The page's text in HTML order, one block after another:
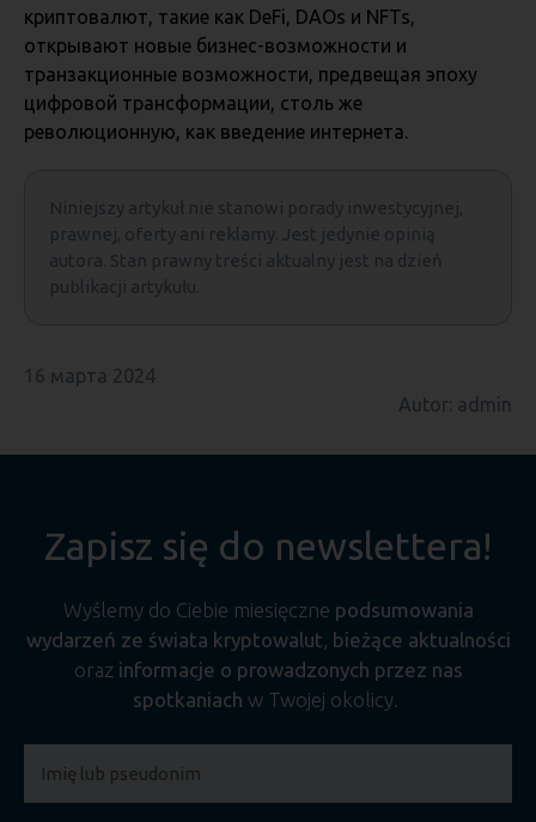
криптовалют, такие как DeFi, DAOs и NFTs,
открывают новые бизнес-возможности и
транзакционные возможности, предвещая эпоху
цифровой трансформации, столь же
революционную, как введение интернета.
Niniejszy artykuł nie stanowi porady inwestycyjnej,
prawnej, oferty ani reklamy. Jest jedynie opinią
autora. Stan prawny treści aktualny jest na dzień
publikacji artykułu.
16 марта 2024
Autor: admin
Zapisz się do newslettera!
Wyślemy do Ciebie miesięczne podsumowania
wydarzeń ze świata kryptowalut, bieżące aktualności
oraz informacje o prowadzonych przez nas
spotkaniach w Twojej okolicy.